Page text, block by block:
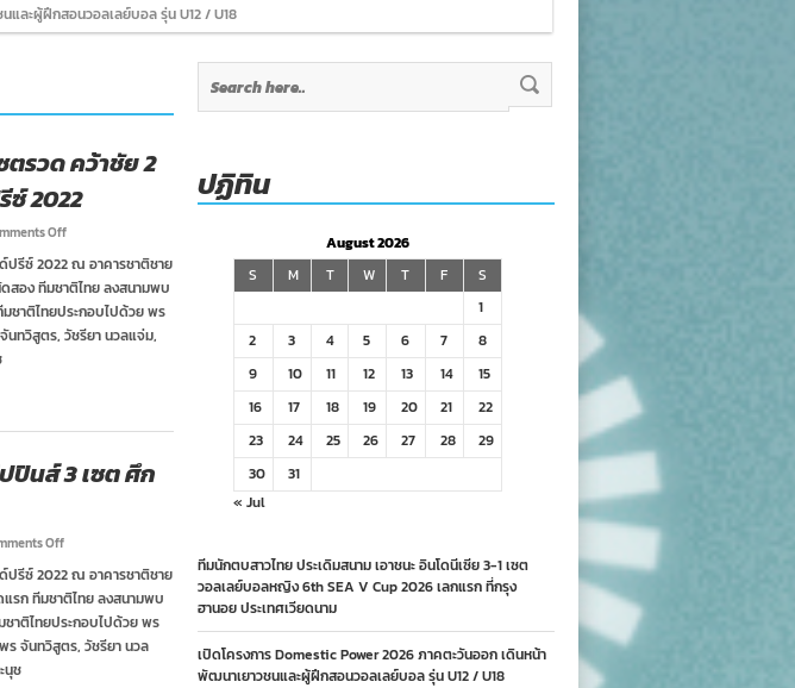
ตรวด คว้าชัย 2
2022
Offon
ไทย
ชนะ
อินโดนีเซีย
3
เซต
ศึก
2022
ปรีซ์ 2022 ณ อาคารชาติชาย
สอง ทีมชาติไทย ลงสนามพบ
ชาติไทยประกอบไปด้วย พร
ทวิสูตร, วัชรียา นวลแจ่ม,
ปินส์ 3 เซต ศึก
Offon
ไทย
ประเดิม
ชัย
ฟิลิปปินส์
ปรีซ์ 2022 ณ อาคารชาติชาย
รก ทีมชาติไทย ลงสนามพบ
าติไทยประกอบไปด้วย พร
จันทวิสูตร, วัชรียา นวล
นุช
ปฏิทิน
August 2026
S
M T W T F
S
1
2
3 4 5 6 7
8
9
10 11 12 13 14
15
16
17 18 19 20 21
22
23
24 25 26 27 28
29
30
31
« Jul
ทีมนักตบสาวไทย ประเดิมสนาม เอาชนะ อินโดนีเซีย 3-1 เซต
วอลเลย์บอลหญิง 6th SEA V Cup 2026 เลกแรก ที่กรุง
ฮานอย ประเทศเวียดนาม
เปิดโครงการ Domestic Power 2026 ภาคตะวันออก เดินหน้า
พัฒนาเยาวชนและผู้ฝึกสอนวอลเลย์บอล รุ่น U12 / U18